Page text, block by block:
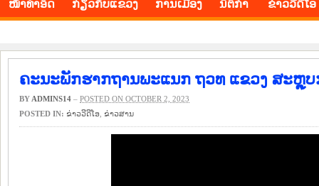
ໜ້າ​ທຳ​ອິດ ​ກ່ຽວ​ກັບ​ແຂວງ ​ການ​ເມືອງ ນິ​ຕິ​ກຳ ຂ່າວ​ວີ​ດີ​ໂອ
ຄະນະພັກຮາກຖານພະແນກ ຖວທ ແຂວງ ສະຫຼຸ
BY ADMINS14 – POSTED ON OCTOBER 2, 2023
POSTED IN: ຂ່າວ​ວີ​ດີ​ໂອ ​ຂ່າວ​ສານ